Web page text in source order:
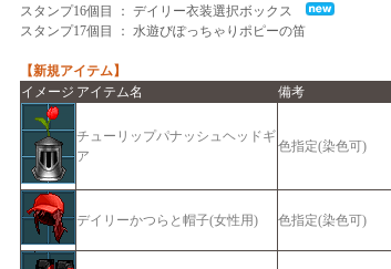
スタンプ16個目 ： デイリー衣装選択ボックス
スタンプ17個目 ： 水遊びぽっちゃりポピーの笛
【新規アイテム】
イメージ アイテム名 備考
チューリップパナッシュヘッドギ
ア
色指定(染色可)
デイリーかつらと帽子(女性用) 色指定(染色可)